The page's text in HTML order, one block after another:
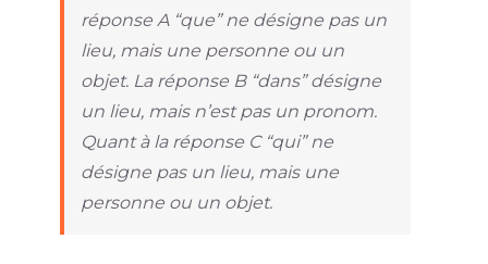
réponse A “que” ne désigne pas un
lieu, mais une personne ou un
objet. La réponse B “dans” désigne
un lieu, mais n’est pas un pronom.
Quant à la réponse C “qui” ne
désigne pas un lieu, mais une
personne ou un objet.